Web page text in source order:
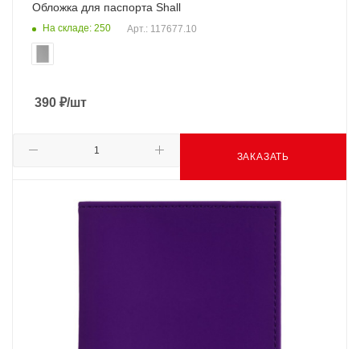
Обложка для паспорта Shall
На складе: 250 Арт.: 117677.10
390 ₽/шт
ЗАКАЗАТЬ